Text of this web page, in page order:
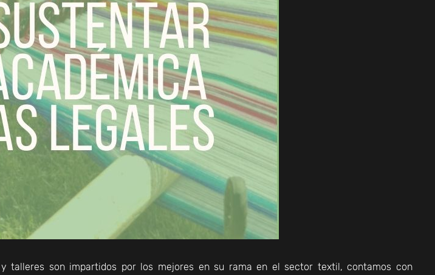
y talleres son impartidos por los mejores en su rama en el sector textil, contamos con